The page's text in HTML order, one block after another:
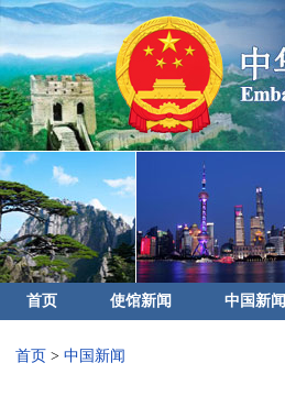
首页 使馆新闻 中国新闻
首页 > 中国新闻